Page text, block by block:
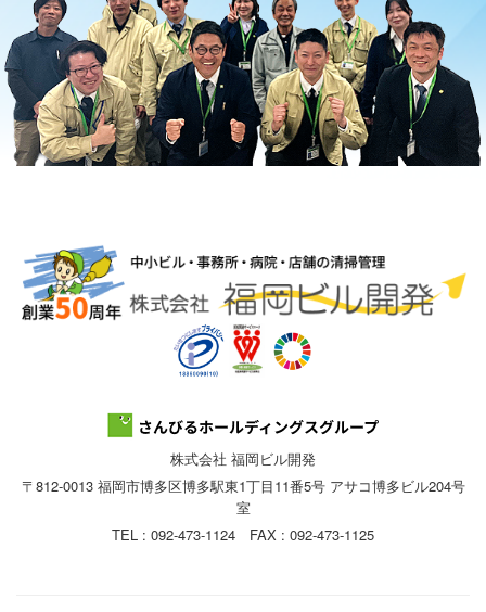
株式会社 福岡ビル開発
〒812-0013 福岡市博多区博多駅東1丁目11番5号 アサコ博多ビル204号
室
TEL : 092-473-1124 FAX : 092-473-1125